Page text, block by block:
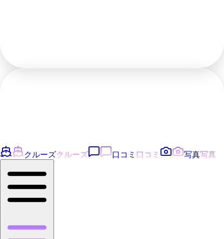
クルーズクルーズ 口コミ 口コミ 写真写真